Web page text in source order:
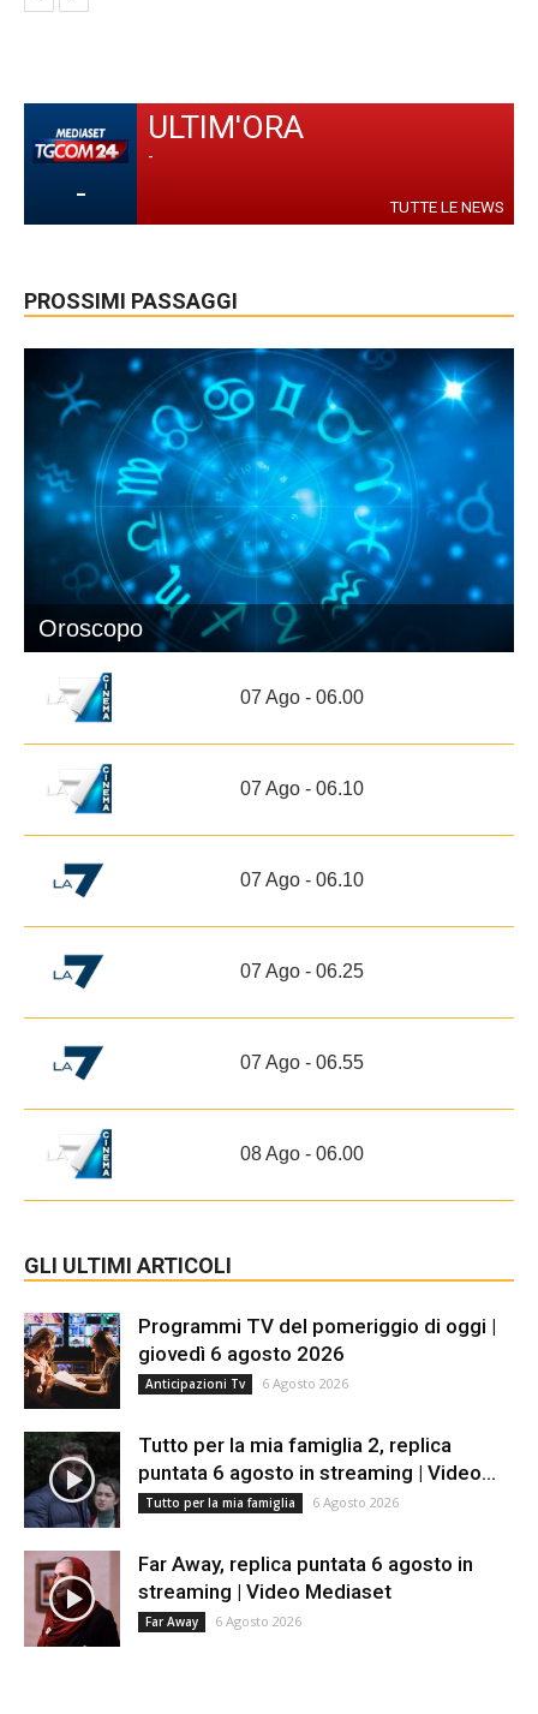
-
ULTIM'ORA
-
TUTTE LE NEWS
PROSSIMI PASSAGGI
Oroscopo
07 Ago - 06.00
07 Ago - 06.10
07 Ago - 06.10
07 Ago - 06.25
07 Ago - 06.55
08 Ago - 06.00
GLI ULTIMI ARTICOLI
Programmi TV del pomeriggio di oggi |
giovedì 6 agosto 2026
Anticipazioni Tv 6 Agosto 2026
Tutto per la mia famiglia 2, replica
puntata 6 agosto in streaming | Video...
Tutto per la mia famiglia 6 Agosto 2026
Far Away, replica puntata 6 agosto in
streaming | Video Mediaset
Far Away 6 Agosto 2026